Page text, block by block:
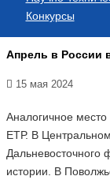
Конкурсы
Апрель в России
15 мая 2024
Аналогичное
ЕТР. В
истории. В